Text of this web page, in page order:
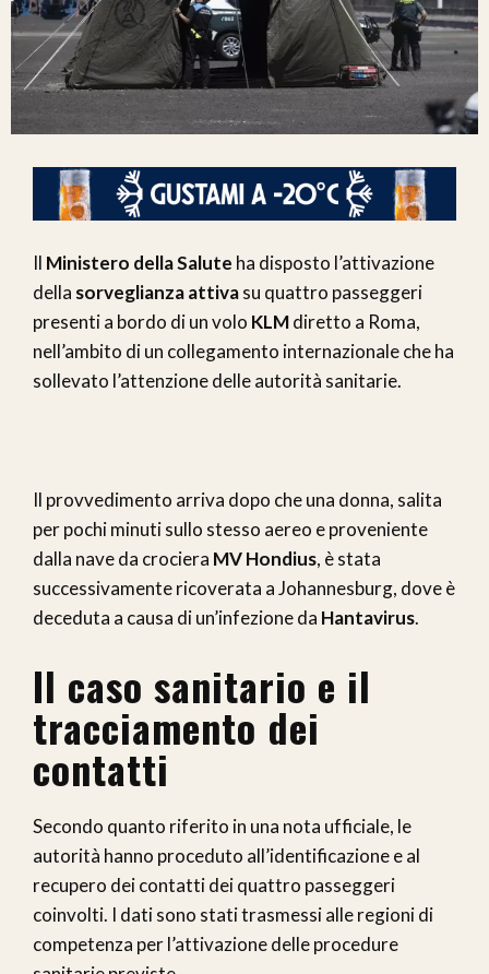
Il Ministero della Salute ha disposto l’attivazione
della sorveglianza attivasu quattro passeggeri
presenti a bordo di un volo KLMdiretto a Roma,
nell’ambito di un collegamento internazionale che ha
sollevato l’attenzione delle autorità sanitarie.
Il provvedimento arriva dopo che una donna, salita
per pochi minuti sullo stesso aereo e proveniente
dalla nave da crociera MV Hondius, è stata
successivamente ricoverata a Johannesburg, dove è
deceduta a causa di un’infezione da Hantavirus.
Il caso sanitario e il
tracciamento dei
contatti
Secondo quanto riferito in una nota ufficiale, le
autorità hanno proceduto all’identificazione e al
recupero dei contatti dei quattro passeggeri
coinvolti. I dati sono stati trasmessi alle regioni di
competenza per l’attivazione delle procedure